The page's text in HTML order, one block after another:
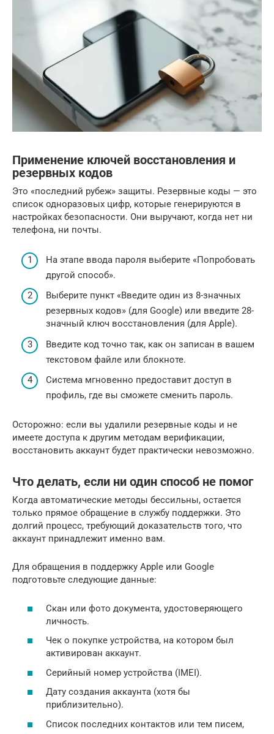
Применение ключей восстановления и
резервных кодов
Это «последний рубеж» защиты. Резервные коды — это
список одноразовых цифр, которые генерируются в
настройках безопасности. Они выручают, когда нет ни
телефона, ни почты.
На этапе ввода пароля выберите «Попробовать
другой способ».
Выберите пункт «Введите один из 8-значных
резервных кодов» (для Google) или введите 28-
значный ключ восстановления (для Apple).
Введите код точно так, как он записан в вашем
текстовом файле или блокноте.
Система мгновенно предоставит доступ в
профиль, где вы сможете сменить пароль.
Осторожно: если вы удалили резервные коды и не
имеете доступа к другим методам верификации,
восстановить аккаунт будет практически невозможно.
Что делать, если ни один способ не помог
Когда автоматические методы бессильны, остается
только прямое обращение в службу поддержки. Это
долгий процесс, требующий доказательств того, что
аккаунт принадлежит именно вам.
Для обращения в поддержку Apple или Google
подготовьте следующие данные:
Скан или фото документа, удостоверяющего
личность.
Чек о покупке устройства, на котором был
активирован аккаунт.
Серийный номер устройства (IMEI).
Дату создания аккаунта (хотя бы
приблизительно).
Список последних контактов или тем писем,